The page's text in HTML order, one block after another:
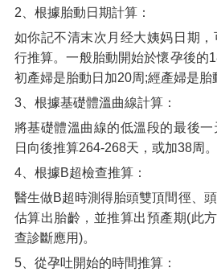
2、根據胎動日期計算：
如你記不清末次月经大姨妈日期
行推算。一般胎動開始於懷孕後的
初產婦是胎動日加20周;經產婦是胎
3、根據基礎體溫曲線計算：
將基礎體溫曲線的低溫段的最後
日向後推算264-268天，或加38周。
4、根據B超檢查推算：
醫生做B超時測得胎頭雙頂間徑、
估算出胎齡，並推算出預產期(此
查診斷應用)。
5、從孕吐開始的時間推算：